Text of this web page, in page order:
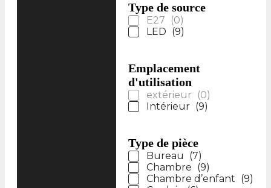
Type de source
E27 (0)
LED (9)
Emplacement
d'utilisation
extérieur (0)
Intérieur (9)
Type de pièce
Bureau (7)
Chambre (9)
Chambre d’enfant (9)